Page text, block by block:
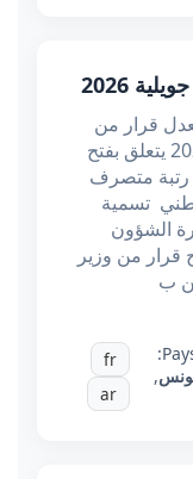
قرار من
وزيرة العدل مؤرخ في 13 جويلية 2026 يتعلق بفتح
رتبة متصرف
تسمية
الشؤون
قرار من وزير
ب
,
fr
ar